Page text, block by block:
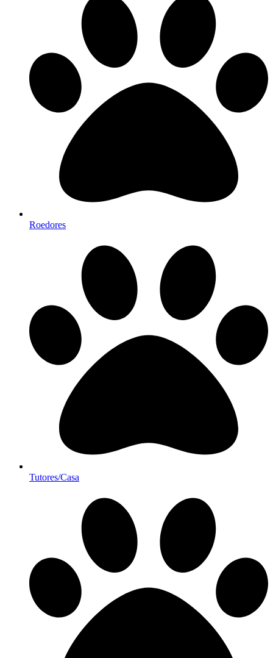
Roedores
Tutores/Casa